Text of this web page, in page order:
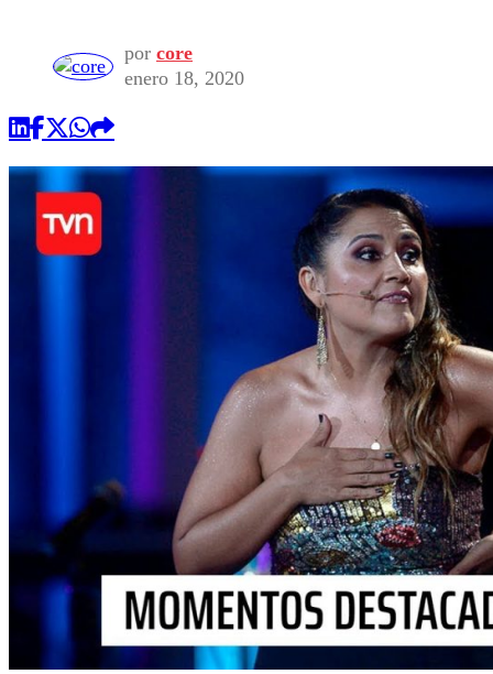
Torneo Internacional
Torneo Nacional
Internacional
Nacional
Programas
Comercial
por core
enero 18, 2020